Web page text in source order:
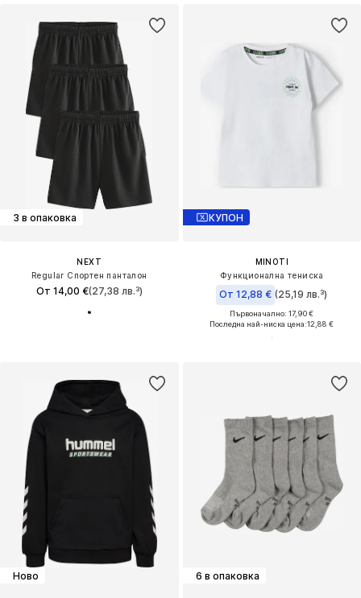
3 в опаковка
NEXT
Regular Спортен панталон
От 14,00 €(27,38 лв.³)
КУПОН
MINOTI
Функционална тениска
От 12,88 € (25,19 лв.³)
Първоначално: 17,90 €
Последна най-ниска цена:12,88 €
Ново 6 в опаковка